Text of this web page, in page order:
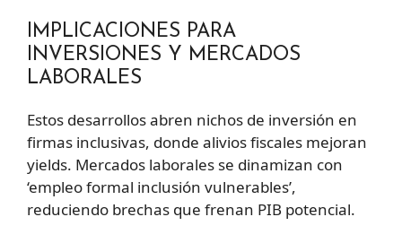
IMPLICACIONES PARA
INVERSIONES Y MERCADOS
LABORALES
Estos desarrollos abren nichos de inversión en
firmas inclusivas, donde alivios fiscales mejoran
yields. Mercados laborales se dinamizan con
‘empleo formal inclusión vulnerables’,
reduciendo brechas que frenan PIB potencial.